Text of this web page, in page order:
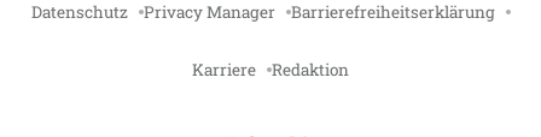
Datenschutz Privacy Manager Barrierefreiheitserklärung
Karriere Redaktion